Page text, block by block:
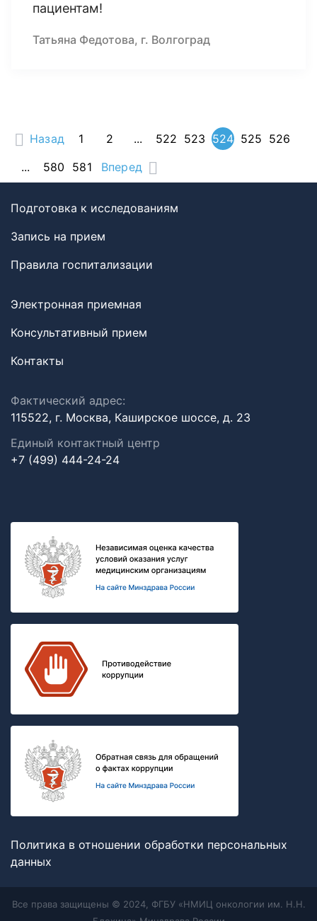
пациентам!
Татьяна Федотова, г. Волгоград
Назад 1 2 ... 522 523 524 525 526
...
580 581 Вперед
Подготовка к исследованиям
Запись на прием
Правила госпитализации
Электронная приемная
Консультативный прием
Контакты
Фактический адрес:
115522, г. Москва, Каширское шоссе, д. 23
Единый контактный центр
+7 (499) 444-24-24
Политика в отношении обработки персональных
данных
Все права защищены © 2024, ФГБУ «НМИЦ онкологии им. Н.Н.